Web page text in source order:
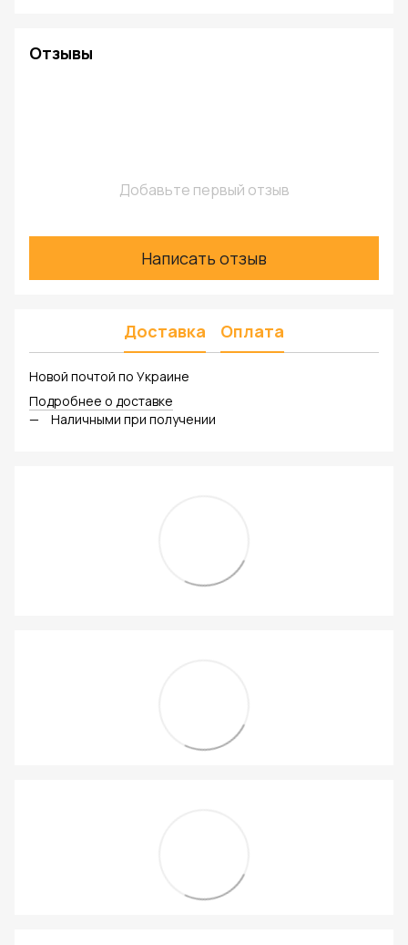
Отзывы
Добавьте первый отзыв
Написать отзыв
Доставка Оплата
Новой почтой по Украине
Подробнее о доставке
Наличными при получении